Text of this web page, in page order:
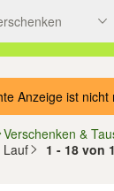
zu suchen,
Anzeige ist nicht
Verschenken &
Lauf
1 - 18 von